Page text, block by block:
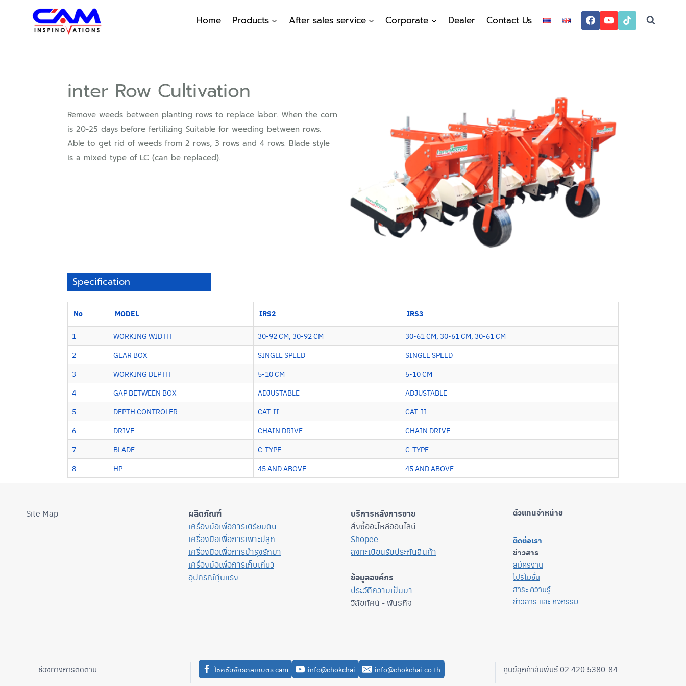
Home Products After sales service Corporate Dealer Contact Us
inter Row Cultivation
Remove weeds between planting rows to replace labor. When the corn
is 20-25 days before fertilizing Suitable for weeding between rows.
Able to get rid of weeds from 2 rows, 3 rows and 4 rows. Blade style
is a mixed type of LC (can be replaced).
Specification
No MODEL IRS2 IRS3
1 WORKING WIDTH 30-92 CM, 30-92 CM
30-61 CM, 30-61 CM, 30-61 CM
2
GEAR BOX SINGLE SPEED
SINGLE SPEED
3
WORKING DEPTH 5-10 CM
5-10 CM
4
GAP BETWEEN BOX ADJUSTABLE
ADJUSTABLE
5
DEPTH CONTROLER CAT-II
CAT-II
6
DRIVE CHAIN DRIVE
CHAIN DRIVE
7
BLADE C-TYPE
C-TYPE
8
HP 45 AND ABOVE 45 AND ABOVE
Site Map
ผลิตภัณฑ์
เครื่องมือเพื่อการเตรียมดิน
เครื่องมือเพื่อการเพาะปลูก
เครื่องมือเพื่อการบำรุงรักษา
เครื่องมือเพื่อการเก็บเกี่ยว
อุปกรณ์ทุ่นแรง
บริการหลังการขาย
สั่งซื้ออะไหล่ออนไลน์
Shopee
ลงทะเบียนรับประกันสินค้า
ข้อมูลองค์กร
ประวัติความเป็นมา
วิสัยทัศน์ - พันธกิจ
ตัวแทนจำหน่าย
ติดต่อเรา
ข่าวสาร
สมัครงาน
โปรโมชั่น
สาระ ความรู้
ข่าวสาร และ กิจกรรม
ช่องทางการติดตาม โชคชัยจักรกลเกษตร cam info@chokchai info@chokchai.co.th ศูนย์ลูกค้าสัมพันธ์ 02 420 5380-84